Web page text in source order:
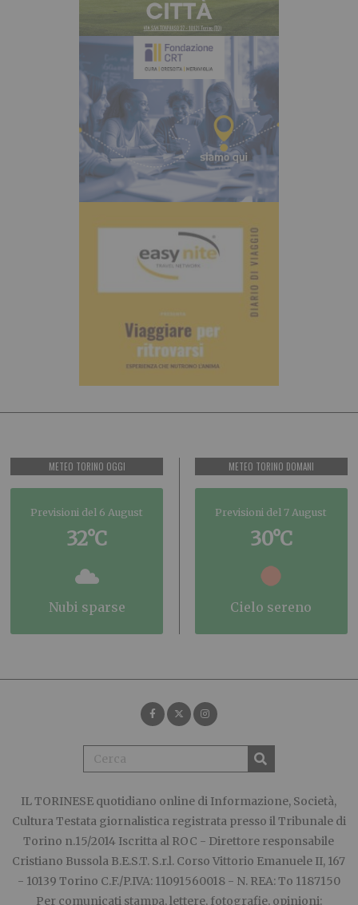
METEO TORINO OGGI
Previsioni del 6 August
32°C
nubi sparse
METEO TORINO DOMANI
Previsioni del 7 August
30°C
cielo sereno
IL TORINESE quotidiano online di Informazione, Società,
Cultura Testata giornalistica registrata presso il Tribunale di
Torino n.15/2014 Iscritta al ROC - Direttore responsabile
Cristiano Bussola B.E.S.T. S.r.l. Corso Vittorio Emanuele II, 167
- 10139 Torino C.F./P.IVA: 11091560018 - N. REA: To 1187150
Per comunicati stampa, lettere, fotografie, opinioni: